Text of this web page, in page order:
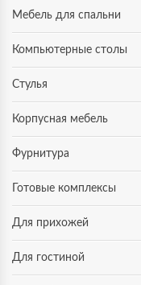
Мебель для спальни
Компьютерные столы
Стулья
Корпусная мебель
Фурнитура
Готовые комплексы
Для прихожей
Для гостиной